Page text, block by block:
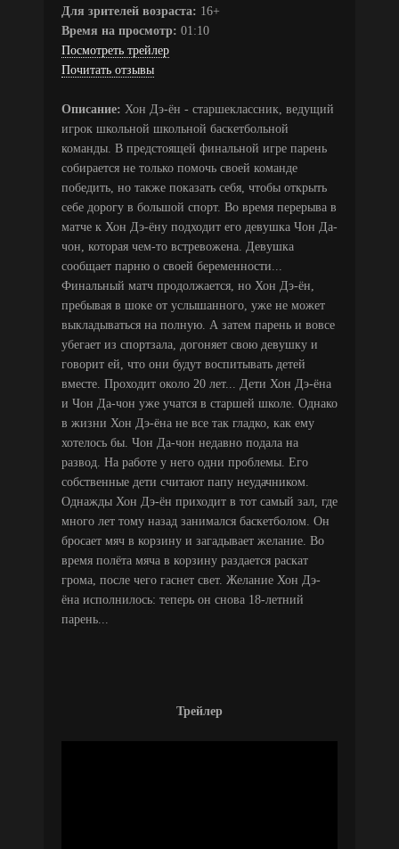
Для зрителей возраста: 16+
Время на просмотр: 01:10
Посмотреть трейлер
Почитать отзывы
Описание: Хон Дэ-ён - старшеклассник, ведущий
игрок школьной школьной баскетбольной
команды. В предстоящей финальной игре парень
собирается не только помочь своей команде
победить, но также показать себя, чтобы открыть
себе дорогу в большой спорт. Во время перерыва в
матче к Хон Дэ-ёну подходит его девушка Чон Да-
чон, которая чем-то встревожена. Девушка
сообщает парню о своей беременности...
Финальный матч продолжается, но Хон Дэ-ён,
пребывая в шоке от услышанного, уже не может
выкладываться на полную. А затем парень и вовсе
убегает из спортзала, догоняет свою девушку и
говорит ей, что они будут воспитывать детей
вместе. Проходит около 20 лет... Дети Хон Дэ-ёна
и Чон Да-чон уже учатся в старшей школе. Однако
в жизни Хон Дэ-ёна не все так гладко, как ему
хотелось бы. Чон Да-чон недавно подала на
развод. На работе у него одни проблемы. Его
собственные дети считают папу неудачником.
Однажды Хон Дэ-ён приходит в тот самый зал, где
много лет тому назад занимался баскетболом. Он
бросает мяч в корзину и загадывает желание. Во
время полёта мяча в корзину раздается раскат
грома, после чего гаснет свет. Желание Хон Дэ-
ёна исполнилось: теперь он снова 18-летний
парень...
Трейлер